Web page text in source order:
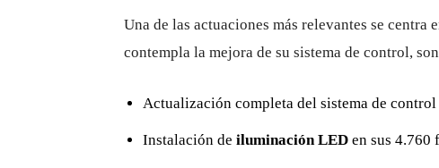
Una de las actuaciones más relevantes se centra
contempla la mejora de su sistema de control,
Actualización completa del sistema de
Instalación de iluminación LED en sus 4.760